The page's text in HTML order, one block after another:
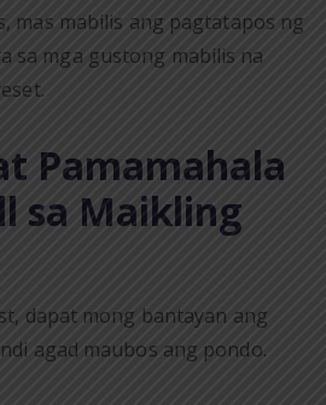
mas mabilis ang pagtatapos ng
mga gustong mabilis na
Pamamahala
sa Maikling
dapat mong bantayan ang
agad maubos ang pondo.